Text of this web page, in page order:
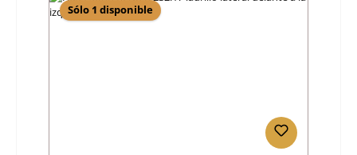
Sólo 1 disponible